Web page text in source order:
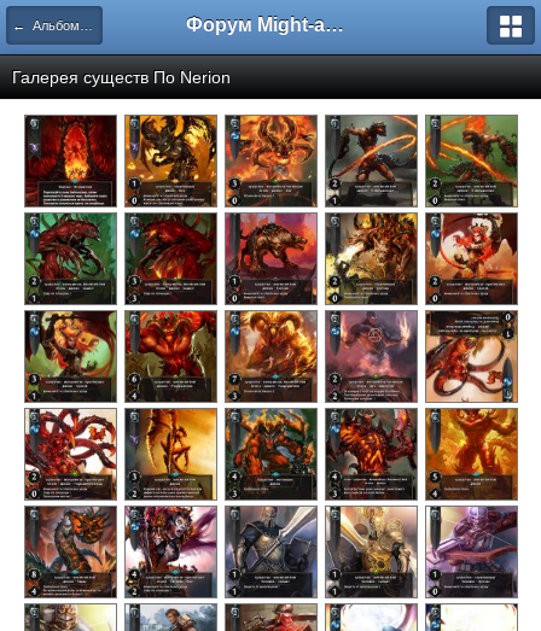
← Альбомы пользователей Форум Might-and-Magic.ru
Галерея существ По Nerion